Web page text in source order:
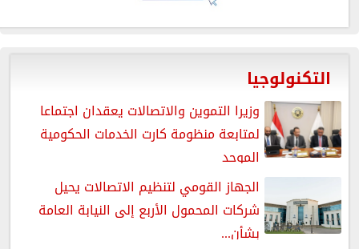
التكنولوجيا
وزيرا التموين والاتصالات يعقدان اجتماعا
لمتابعة منظومة كارت الخدمات الحكومية
الموحد
الجهاز القومي لتنظيم الاتصالات يحيل
شركات المحمول الأربع إلى النيابة العامة
بشأن...